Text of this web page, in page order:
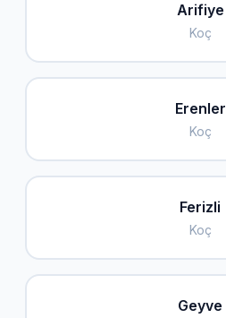
Arifiye
Koç
Erenler
Koç
Ferizli
Koç
Geyve